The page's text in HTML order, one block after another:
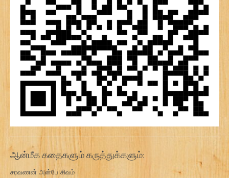
ஆன்மீக கதைகளும் கருத்துக்களும்:
சரவணன் அன்பே சிவம்